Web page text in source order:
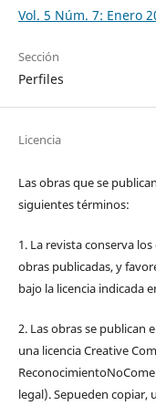
Vol. 5 Núm. 7: Enero
Sección
Perfiles
Licencia
Las obras que se
siguientes términos:
1. La revista conserva
obras publicadas, y
bajo la licencia indicada
2. Las obras se publican
una licencia Creative
legal). Sepueden